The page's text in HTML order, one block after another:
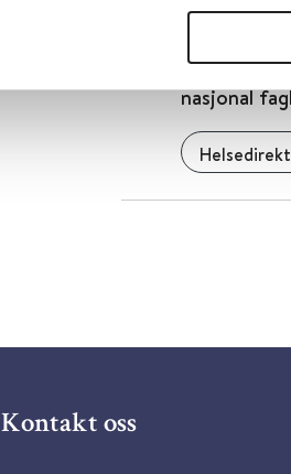
nasjonal
Kontakt oss